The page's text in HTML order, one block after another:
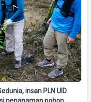
insan PLN UID
penanaman pohon